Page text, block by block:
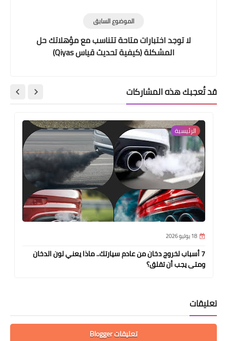
الموضوع السابق
لا توجد اختبارات متاحة تتناسب مع مؤهلاتك حل
المشكلة (كيفية تحديث قياس Qiyas)
قد تُعجبك هذه المشاركات
الرئيسية
18 يوليو 2026
7 أسباب لخروج دخان من عادم سيارتك.. ماذا يعني لون الدخان
ومتى يجب أن تقلق؟
تعليقات
تعليقات Blogger